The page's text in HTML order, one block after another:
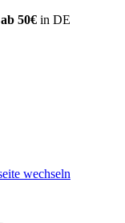
ab 50€ in DE